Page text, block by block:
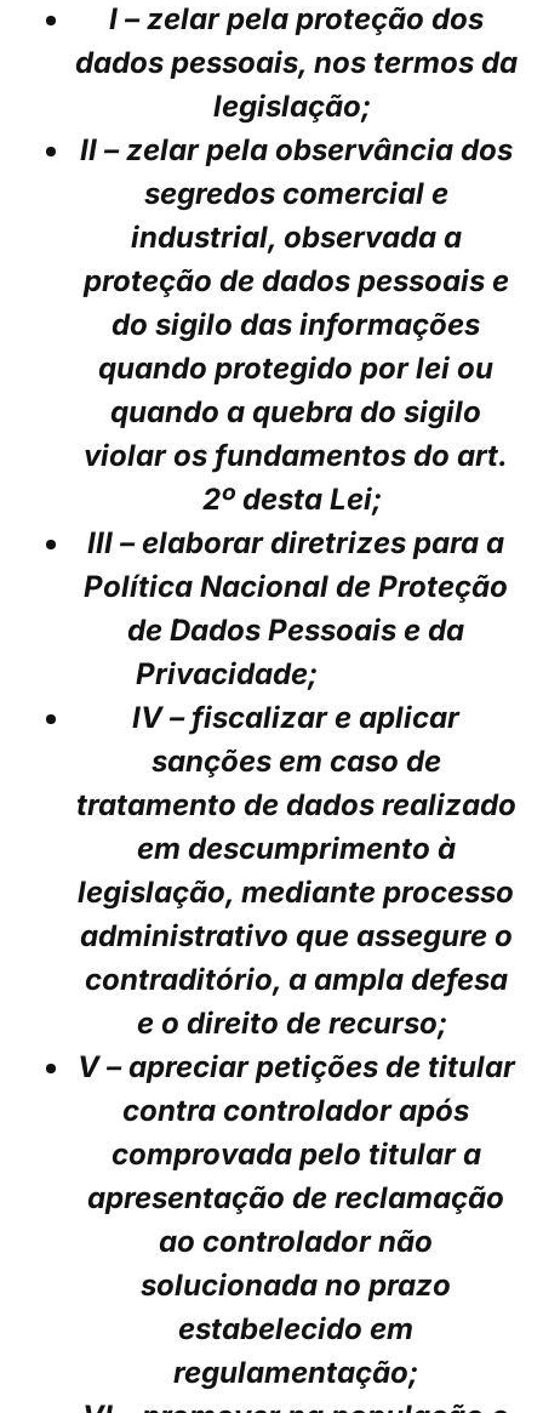
I – zelar pela proteção dos
dados pessoais, nos termos da
legislação;
II – zelar pela observância dos
segredos comercial e
industrial, observada a
proteção de dados pessoais e
do sigilo das informações
quando protegido por lei ou
quando a quebra do sigilo
violar os fundamentos do art.
2º desta Lei;
III – elaborar diretrizes para a
Política Nacional de Proteção
de Dados Pessoais e da
Privacidade;
IV – fiscalizar e aplicar
sanções em caso de
tratamento de dados realizado
em descumprimento à
legislação, mediante processo
administrativo que assegure o
contraditório, a ampla defesa
e o direito de recurso;
V – apreciar petições de titular
contra controlador após
comprovada pelo titular a
apresentação de reclamação
ao controlador não
solucionada no prazo
estabelecido em
regulamentação;